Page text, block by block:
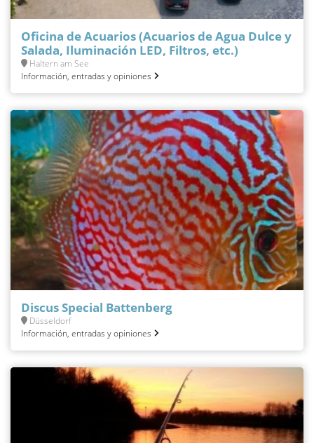
Oficina de Acuarios (Acuarios de Agua Dulce y
Salada, Iluminación LED, Filtros, etc.)
Haltern am See
Información, entradas y opiniones
Discus Special Battenberg
Düsseldorf
Información, entradas y opiniones